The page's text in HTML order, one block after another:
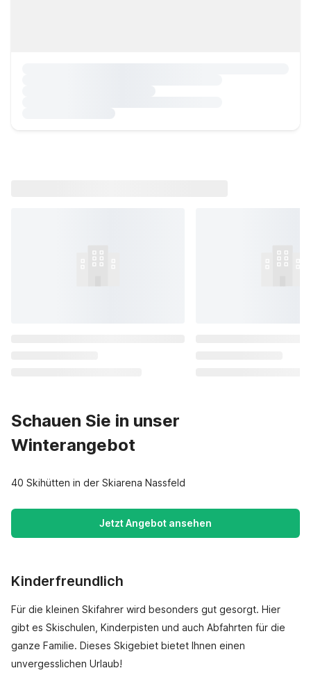
Schauen Sie in unser
Winterangebot
40 Skihütten in der Skiarena Nassfeld
Jetzt Angebot ansehen
Kinderfreundlich
Für die kleinen Skifahrer wird besonders gut gesorgt. Hier
gibt es Skischulen, Kinderpisten und auch Abfahrten für die
ganze Familie. Dieses Skigebiet bietet Ihnen einen
unvergesslichen Urlaub!